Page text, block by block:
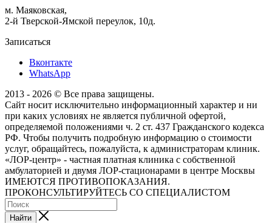
м. Маяковская,
2-й Тверской-Ямской переулок, 10д.
Записаться
Вконтакте
WhatsApp
2013 - 2026 © Все права защищены.
Сайт носит исключительно информационный характер и ни
при каких условиях не является публичной офертой,
определяемой положениями ч. 2 ст. 437 Гражданского кодекса
РФ. Чтобы получить подробную информацию о стоимости
услуг, обращайтесь, пожалуйста, к администраторам клиник.
«ЛОР-центр» - частная платная клиника с собственной
амбулаторией и двумя ЛОР-стационарами в центре Москвы
ИМЕЮТСЯ ПРОТИВОПОКАЗАНИЯ.
ПРОКОНСУЛЬТИРУЙТЕСЬ СО СПЕЦИАЛИСТОМ
Найти